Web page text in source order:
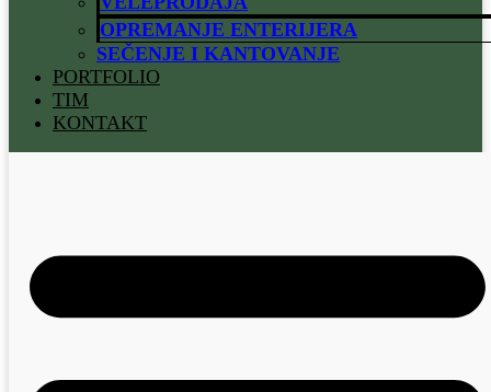
OPREMANJE ENTERIJERA
SEČENJE I KANTOVANJE
PORTFOLIO
TIM
KONTAKT